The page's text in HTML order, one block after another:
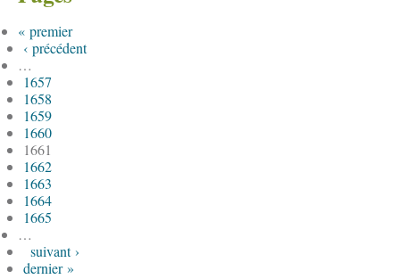
« premier
‹ précédent
…
1657
1658
1659
1660
1661
1662
1663
1664
1665
…
suivant ›
dernier »